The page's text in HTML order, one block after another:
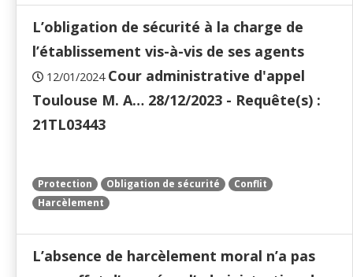
L’obligation de sécurité à la charge de
l’établissement vis-à-vis de ses agents
12/01/2024 Cour administrative d'appel
Toulouse M. A… 28/12/2023 - Requête(s) :
21TL03443
Protection Obligation de sécurité
Conflit
Harcèlement
L’absence de harcèlement moral n’a pas